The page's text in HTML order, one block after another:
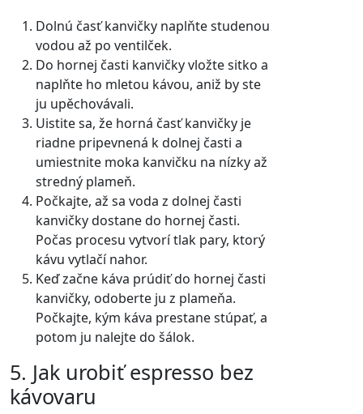
Dolnú časť kanvičky naplňte studenou
vodou až po ventilček.
Do hornej časti kanvičky vložte sitko a
naplňte ho mletou kávou, aniž by ste
ju upěchovávali.
Uistite sa, že horná časť kanvičky je
riadne pripevnená k dolnej časti a
umiestnite moka kanvičku na nízky až
stredný plameň.
Počkajte, až sa voda z dolnej časti
kanvičky dostane do hornej časti.
Počas procesu vytvorí tlak pary, ktorý
kávu vytlačí nahor.
Keď začne káva prúdiť do hornej časti
kanvičky, odoberte ju z plameňa.
Počkajte, kým káva prestane stúpať, a
potom ju nalejte do šálok.
5. Jak urobiť espresso bez
kávovaru